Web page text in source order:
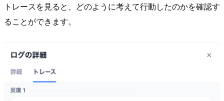
トレースを見ると、どのように考えて行動したのかを確認す
ることができます。